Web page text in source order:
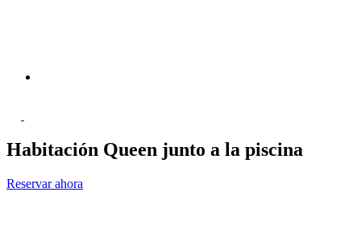
Habitación Queen junto a la piscina
Reservar ahora